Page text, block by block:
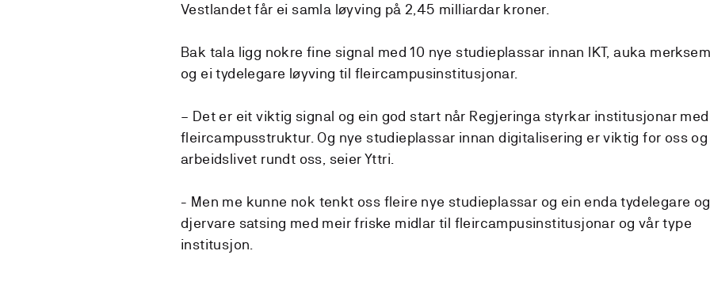
Vestlandet får ei samla løyving på 2,45 milliardar kroner.
Bak tala ligg nokre fine signal med 10 nye studieplassar innan IKT, auka
og ei tydelegare løyving til fleircampusinstitusjonar.
– Det er eit viktig signal og ein god start når Regjeringa styrkar institusjonar med
fleircampusstruktur. Og nye studieplassar innan digitalisering er viktig for oss og
arbeidslivet rundt oss, seier Yttri.
- Men me kunne nok tenkt oss fleire nye studieplassar og ein enda tydelegare og
djervare satsing med meir friske midlar til fleircampusinstitusjonar og vår type
institusjon.